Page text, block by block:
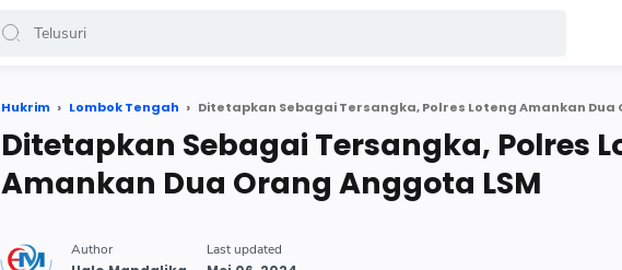
Hukrim Lombok Tengah Ditetapkan Sebagai Tersangka, Polres Loteng Amankan Dua
Ditetapkan Sebagai Tersangka, Polres
Amankan Dua Orang Anggota LSM